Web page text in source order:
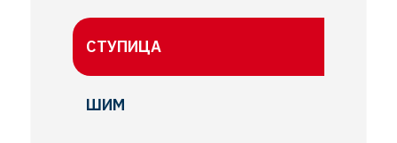
СТУПИЦА
ШИМ